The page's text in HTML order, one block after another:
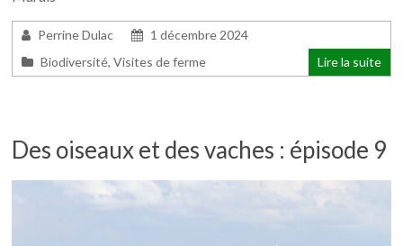
Perrine Dulac
1 décembre 2024
Biodiversité,Visites de ferme Lire la suite
Des oiseaux et des vaches : épisode 9